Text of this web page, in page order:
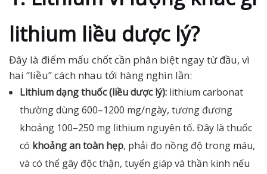
lithium liều dược lý?
Đây là điểm mấu chốt cần phân biệt ngay từ đầu, vì
hai “liều” cách nhau tới hàng nghìn lần:
Lithium dạng thuốc (liều dược lý): lithium carbonat
thường dùng 600–1200 mg/ngày, tương đương
khoảng 100–250 mg lithium nguyên tố. Đây là thuốc
có khoảng an toàn hẹp, phải đo nồng độ trong máu,
và có thể gây độc thận, tuyến giáp và thần kinh nếu